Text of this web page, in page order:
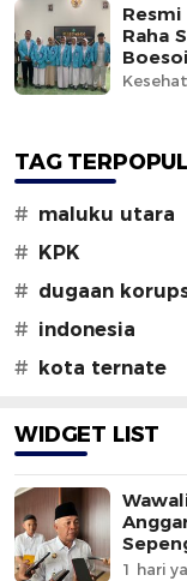
Resmi
Raha
TAG
# maluku utara
# KPK
# dugaan
# indonesia
# kota ternate
WIDGET LIST
1 hari